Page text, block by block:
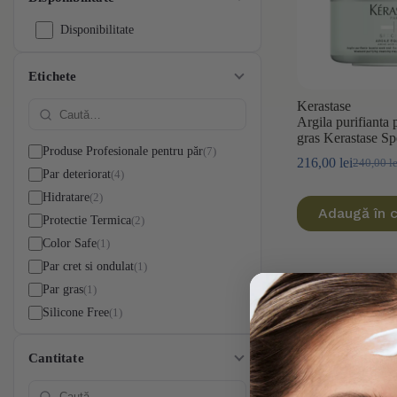
Disponibilitate
Etichete
Produse Profesionale pentru păr 7
Par deteriorat 4
Hidratare 2
Protectie Termica 2
Color Safe 1
Par cret si ondulat 1
Par gras 1
Silicone Free 1
Cantitate
Kerastase
Argila purifianta
gras Kerastase
240,00
Prețul
fost:
240,00
216,00 leiPrețul
216,00
Adaugă în